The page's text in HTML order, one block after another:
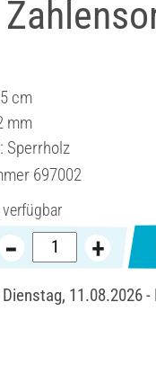
cm
mm
Sperrholz
697002
11.08.2026